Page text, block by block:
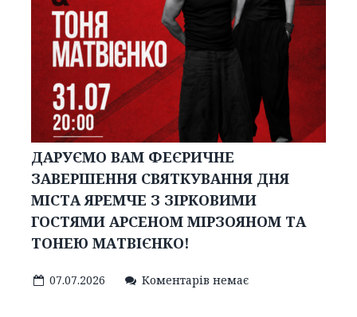
ДАРУЄМО ВАМ ФЕЄРИЧНЕ
ЗАВЕРШЕННЯ СВЯТКУВАННЯ ДНЯ
МІСТА ЯРЕМЧЕ З ЗІРКОВИМИ
ГОСТЯМИ АРСЕНОМ МІРЗОЯНОМ ТА
ТОНЕЮ МАТВІЄНКО!
07.07.2026 Коментарів немає